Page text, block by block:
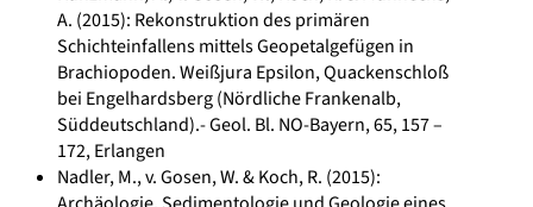
A. (2015): Rekonstruktion des primären
Schichteinfallens mittels Geopetalgefügen in
Brachiopoden. Weißjura Epsilon, Quackenschloß
bei Engelhardsberg (Nördliche Frankenalb,
Süddeutschland).- Geol. Bl. NO-Bayern, 65, 157 –
172, Erlangen
Nadler, M., v. Gosen, W. & Koch, R. (2015):